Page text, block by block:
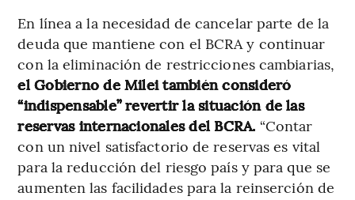
En línea a la necesidad de cancelar parte de la
deuda que mantiene con el BCRA y continuar
con la eliminación de restricciones cambiarias,
el Gobierno de Milei también consideró
“indispensable” revertir la situación de las
reservas internacionales del BCRA. “Contar
con un nivel satisfactorio de reservas es vital
para la reducción del riesgo país y para que se
aumenten las facilidades para la reinserción de